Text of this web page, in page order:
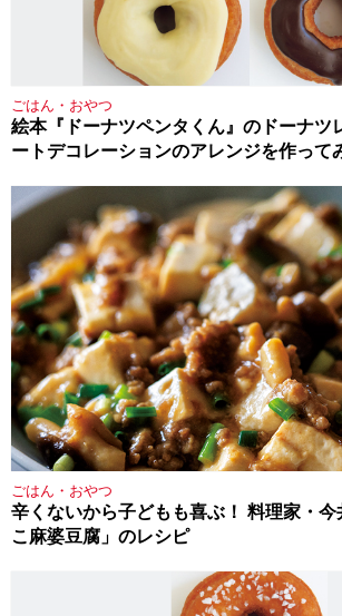
ごはん・おやつ
絵本『ドーナツペンタくん』のドーナツ
ートデコレーションのアレンジを作って
ごはん・おやつ
辛くないから子どもも喜ぶ！ 料理家・
こ麻婆豆腐」のレシピ